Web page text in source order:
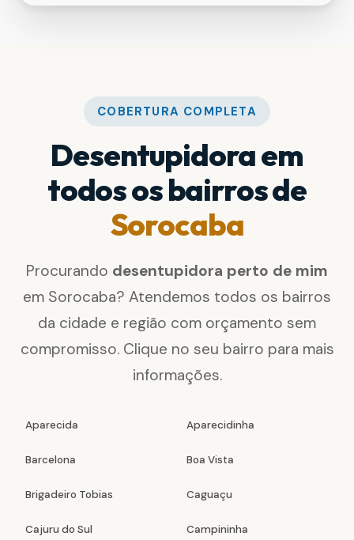
COBERTURA COMPLETA
Desentupidora em
todos os bairros de
Sorocaba
Procurando desentupidora perto de mim
em Sorocaba? Atendemos todos os bairros
da cidade e região com orçamento sem
compromisso. Clique no seu bairro para mais
informações.
Aparecida Aparecidinha
Barcelona Boa Vista
Brigadeiro Tobias Caguaçu
Cajuru do Sul Campininha